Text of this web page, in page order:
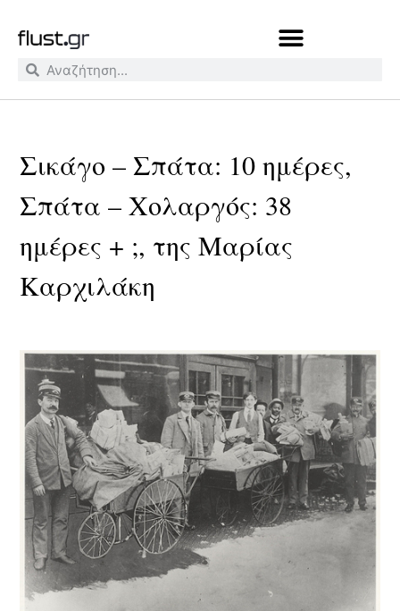
Σικάγο – Σπάτα: 10 ημέρες,
Σπάτα – Χολαργός: 38
ημέρες + ;, της Μαρίας
Καρχιλάκη